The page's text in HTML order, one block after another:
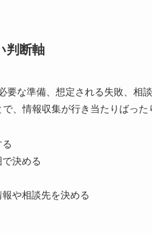
判断軸
要な準備、想定される失敗、相
、情報収集が行き当たりばった
決める
や相談先を決める